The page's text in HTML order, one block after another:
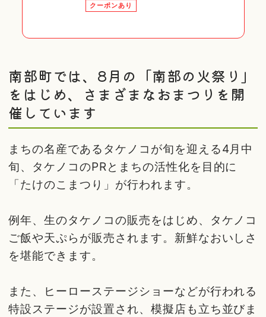
クーポンあり
南部町では、8月の「南部の火祭り」
をはじめ、さまざまなおまつりを開
催しています
まちの名産であるタケノコが旬を迎える4月中
旬、タケノコのPRとまちの活性化を目的に
「たけのこまつり」が行われます。
例年、生のタケノコの販売をはじめ、タケノコ
ご飯や天ぷらが販売されます。新鮮なおいしさ
を堪能できます。
また、ヒーローステージショーなどが行われる
特設ステージが設置され、模擬店も立ち並びま